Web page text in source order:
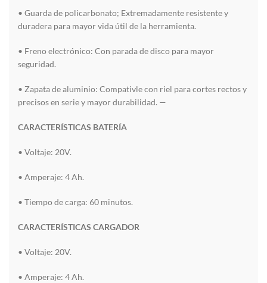
• Guarda de policarbonato; Extremadamente resistente y
duradera para mayor vida útil de la herramienta.
• Freno electrónico: Con parada de disco para mayor
seguridad.
• Zapata de aluminio: Compativle con riel para cortes rectos y
precisos en serie y mayor durabilidad. —
CARACTERÍSTICAS BATERÍA
• Voltaje: 20V.
• Amperaje: 4 Ah.
• Tiempo de carga: 60 minutos.
CARACTERÍSTICAS CARGADOR
• Voltaje: 20V.
• Amperaje: 4 Ah.